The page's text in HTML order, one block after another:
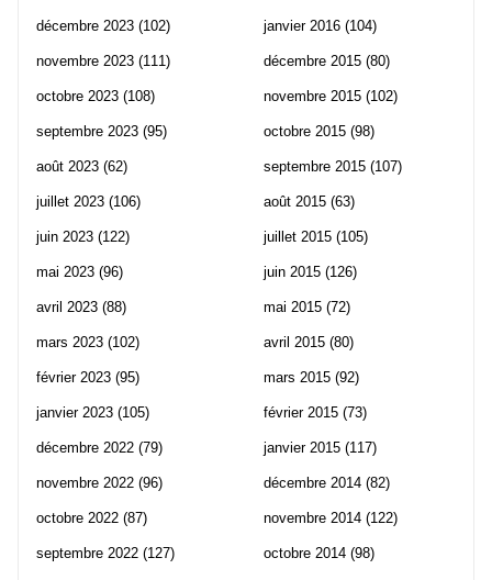
décembre 2023 (102)
novembre 2023 (111)
octobre 2023 (108)
septembre 2023 (95)
août 2023 (62)
juillet 2023 (106)
juin 2023 (122)
mai 2023 (96)
avril 2023 (88)
mars 2023 (102)
février 2023 (95)
janvier 2023 (105)
décembre 2022 (79)
novembre 2022 (96)
octobre 2022 (87)
septembre 2022 (127)
janvier 2016 (104)
décembre 2015 (80)
novembre 2015 (102)
octobre 2015 (98)
septembre 2015 (107)
août 2015 (63)
juillet 2015 (105)
juin 2015 (126)
mai 2015 (72)
avril 2015 (80)
mars 2015 (92)
février 2015 (73)
janvier 2015 (117)
décembre 2014 (82)
novembre 2014 (122)
octobre 2014 (98)